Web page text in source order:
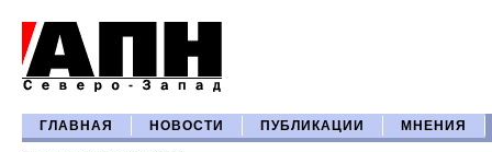
ГЛАВНАЯ НОВОСТИ ПУБЛИКАЦИИ МНЕНИЯ